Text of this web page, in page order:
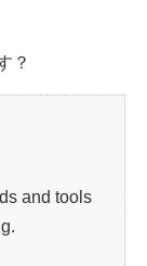
？
and tools